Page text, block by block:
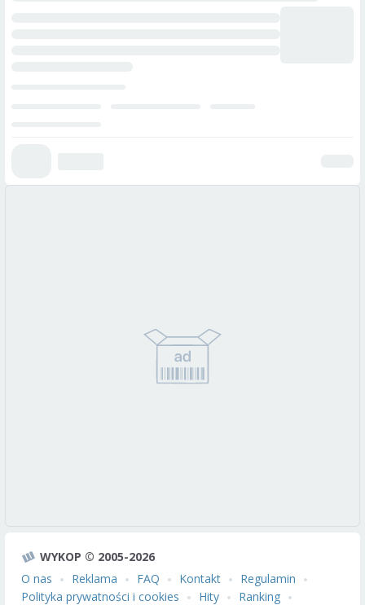
WYKOP © 2005-2026
O nas
Reklama FAQ Kontakt
Regulamin
Polityka prywatności i cookies
Hity Ranking